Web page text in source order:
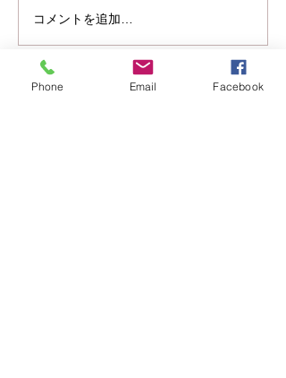
や為替の影響、輸送コスト、
2026年4月出荷分以降ハロゲ
ンランプの価格改定を行いま
コメントを追加…
Phone Email Facebook